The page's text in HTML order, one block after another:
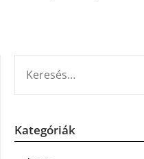
Kategóriák